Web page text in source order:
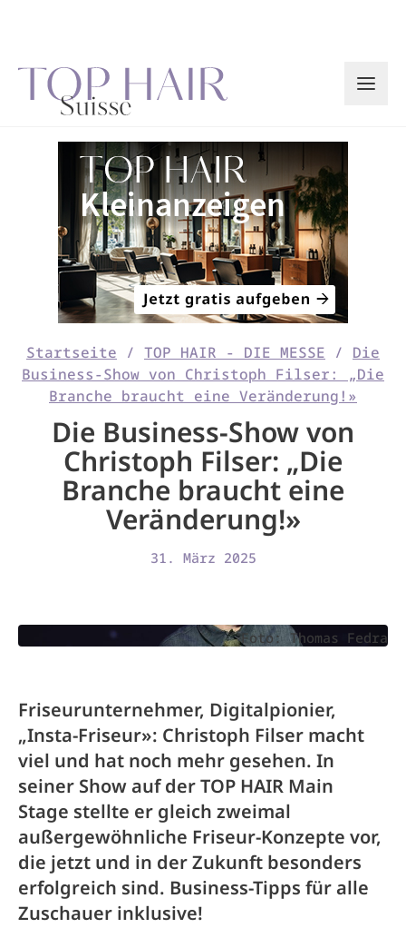
Startseite / TOP HAIR - DIE MESSE / Die
Business-Show von Christoph Filser: „Die
Branche braucht eine Veränderung!»
Die Business-Show von
Christoph Filser: „Die
Branche braucht eine
Veränderung!»
31. März 2025
Foto: Thomas Fedra
Friseurunternehmer, Digitalpionier,
„Insta-Friseur»: Christoph Filser macht
viel und hat noch mehr gesehen. In
seiner Show auf der TOP HAIR Main
Stage stellte er gleich zweimal
außergewöhnliche Friseur-Konzepte vor,
die jetzt und in der Zukunft besonders
erfolgreich sind. Business-Tipps für alle
Zuschauer inklusive!